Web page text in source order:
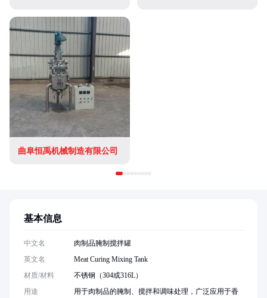
曲阜恒禹机械制造有限公司
基本信息
中文名
肉制品腌制搅拌罐
英文名
Meat Curing Mixing Tank
材质/材料
不锈钢（304或316L）
用途
用于肉制品的腌制、搅拌和调味处理，广泛应用于香